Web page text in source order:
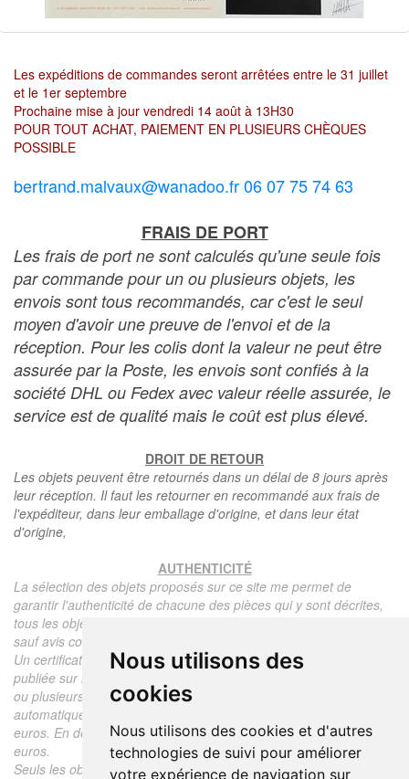
Nous utilisons des
cookies
Nous utilisons des cookies et d'autres
technologies de suivi pour améliorer
votre expérience de navigation sur
Les expéditions de commandes seront arrêtées entre le 31 juillet
et le 1er septembre
Prochaine mise à jour vendredi 14 août à 13H30
POUR TOUT ACHAT, PAIEMENT EN PLUSIEURS CHÈQUES
POSSIBLE
bertrand.malvaux@wanadoo.fr 06 07 75 74 63
FRAIS DE PORT
Les frais de port ne sont calculés qu'une seule fois
par commande pour un ou plusieurs objets, les
envois sont tous recommandés, car c'est le seul
moyen d'avoir une preuve de l'envoi et de la
réception. Pour les colis dont la valeur ne peut être
assurée par la Poste, les envois sont confiés à la
société DHL ou Fedex avec valeur réelle assurée, le
service est de qualité mais le coût est plus élevé.
DROIT DE RETOUR
Les objets peuvent être retournés dans un délai de 8 jours après
leur réception. Il faut les retourner en recommandé aux frais de
l'expéditeur, dans leur emballage d'origine, et dans leur état
d'origine,
AUTHENTICITÉ
La sélection des objets proposés sur ce site me permet de
garantir l'authenticité de chacune des pièces qui y sont décrites,
tous les objets proposés sont garantis d'époque et authentiques,
sauf avis contraire ou restriction dans la description.
Un certificat d'authenticité de l'objet reprenant la description
publiée sur le site, l'époque, le prix de vente, accompagné d'une
ou plusieurs photographies en couleurs est communiqué
automatiquement pour tout objet dont le prix est supérieur à 130
euros. En dessous de ce prix chaque certificat est facturé 5
euros.
Seuls les objets vendus par mes soins font l'objet d'un certificat